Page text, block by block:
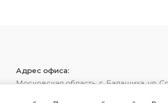
Адрес офиса:
Московская область, г. Балашиха, ул.